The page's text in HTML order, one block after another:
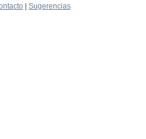
Sugerencias